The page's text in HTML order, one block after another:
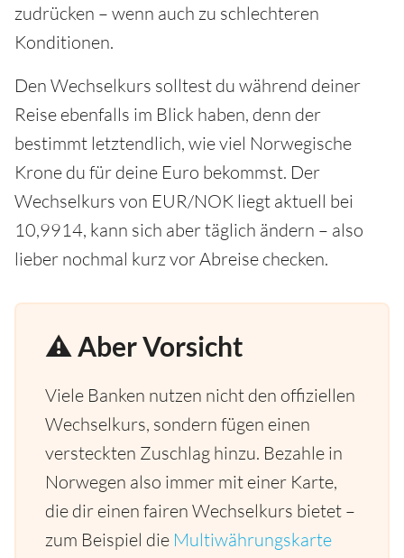
zudrücken – wenn auch zu schlechteren
Konditionen.
Den Wechselkurs solltest du während deiner
Reise ebenfalls im Blick haben, denn der
bestimmt letztendlich, wie viel Norwegische
Krone du für deine Euro bekommst. Der
Wechselkurs von EUR/NOK liegt aktuell bei
10,9914, kann sich aber täglich ändern – also
lieber nochmal kurz vor Abreise checken.
⚠️ Aber Vorsicht
Viele Banken nutzen nicht den offiziellen
Wechselkurs, sondern fügen einen
versteckten Zuschlag hinzu. Bezahle in
Norwegen also immer mit einer Karte,
die dir einen fairen Wechselkurs bietet –
zum Beispiel die Multiwährungskarte